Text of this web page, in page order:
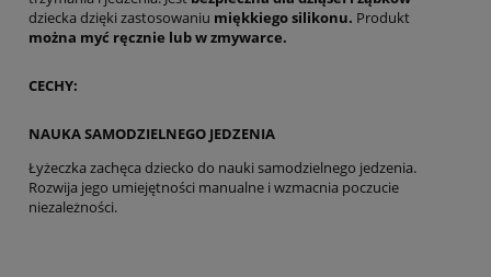
dziecka dzięki zastosowaniu miękkiego silikonu. Produkt
można myć ręcznie lub w zmywarce.
CECHY:
NAUKA SAMODZIELNEGO JEDZENIA
Łyżeczka zachęca dziecko do nauki samodzielnego jedzenia.
Rozwija jego umiejętności manualne i wzmacnia poczucie
niezależności.